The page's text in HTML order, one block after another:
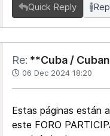
Quick Reply
Re: **Cuba /
06 Dec 2024 18:20
Estas páginas están
este FORO